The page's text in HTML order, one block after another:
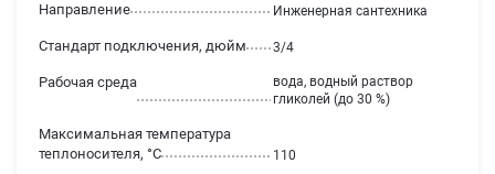
Максимальная температура
теплоносителя, °С
110
Направление Инженерная сантехника
Стандарт подключения, дюйм 3/4
Рабочая среда
вода, водный раствор
гликолей (до 30 %)